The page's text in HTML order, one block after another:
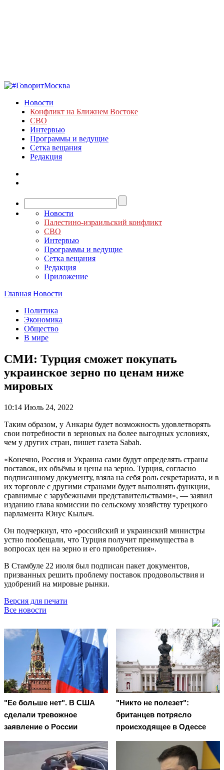
Новости
Конфликт на Ближнем Востоке
СВО
Интервью
Программы и ведущие
Сетка вещания
Редакция
Новости
Палестино-израильский конфликт
СВО
Интервью
Программы и ведущие
Сетка вещания
Редакция
Приложение
Главная Новости
Политика
Экономика
Общество
В мире
СМИ: Турция сможет покупать
украинское зерно по ценам ниже
мировых
10:14 Июль 24, 2022
Таким образом, у Анкары будет возможность удовлетворять
свои потребности в зерновых на более выгодных условиях,
чем у других стран, пишет газета Sabah.
«Конечно, Россия и Украина сами будут определять страны
поставок, их объёмы и цены на зерно. Турция, согласно
подписанному документу, взяла на себя роль секретариата, и в
их торговле с другими странами будет выполнять функции,
сравнимые с зарубежными представительствами», — заявил
изданию глава комиссии по сельскому хозяйству турецкого
парламента Юнус Кылыч.
Он подчеркнул, что «российский и украинский министры
устно пообещали, что Турция получит преимущества в
вопросах цен на зерно и его приобретения».
В Стамбуле 22 июля был подписан пакет документов,
призванных решить проблему поставок продовольствия и
удобрений на мировые рынки.
Версия для печати
Все новости
"Ее больше нет". В США
сделали тревожное
заявление о России
"Никто не полезет":
британцев потрясло
происходящее в Одессе